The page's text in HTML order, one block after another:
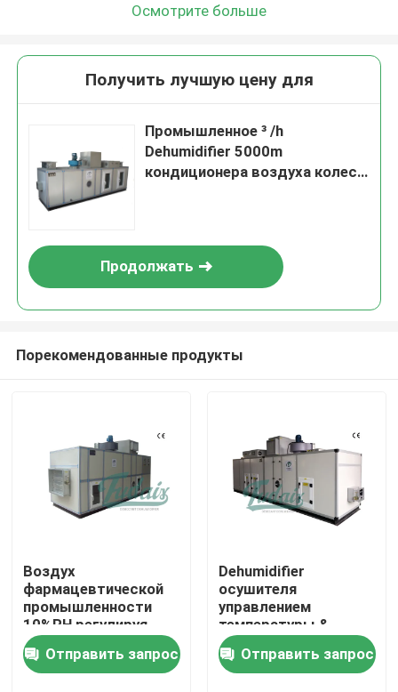
Дом
Продукты
Осмотрите больше
Получить лучшую цену для
Промышленное ³ /h
Dehumidifier 5000m
кондиционера воздуха колеса
Продолжать
Порекомендованные продукты
Воздух
фармацевтической
промышленности
10%RH регулируя
Dehumidifier блока
Отправить запрос
Dehumidifier
осушителя
управлением
температуры &
влажности ³ /h
30%RH 8000m
автоматический
Отправить запрос